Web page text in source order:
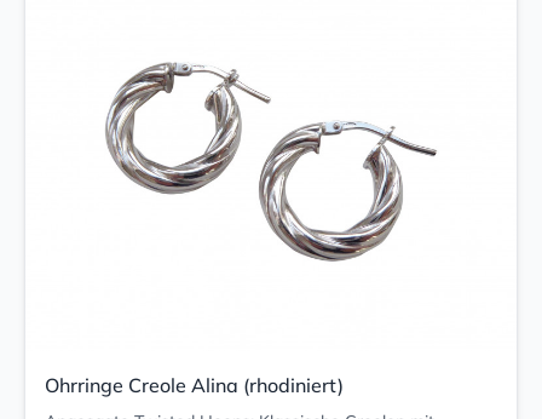
Ohrringe Creole Alina (rhodiniert)